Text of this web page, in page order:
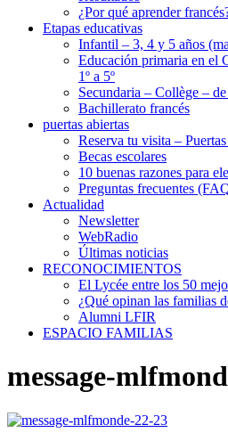
¿Por qué aprender
Etapas educativas
Infantil – 3, 4 y 5 años
Educación primaria en el
1º a 5º
Secundaria – Collège – de
Bachillerato francés
puertas abiertas
Reserva tu visita –
Becas escolares
10 buenas razones para
Preguntas frecuentes
Actualidad
Newsletter
WebRadio
Últimas noticias
RECONOCIMIENTOS
El Lycée entre los 50
¿Qué opinan las familias
Alumni LFIR
ESPACIO FAMILIAS
message-